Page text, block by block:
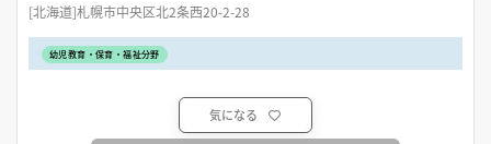
[北海道]札幌市中央区北2条西20-2-28
幼児教育・保育・福祉分野
気になる